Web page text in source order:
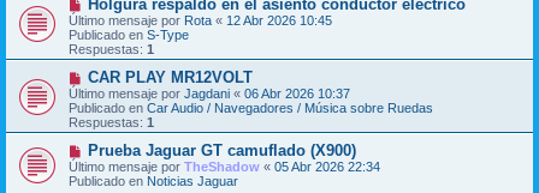
e
e
n
s
a
e
u
e
v
o
m
e
n
s
a
e
Holgura respaldo en el asiento conductor eléctrico
Último mensaje por Rota « 12 Abr 2026 10:45
Publicado en S-Type
Respuestas: 1
N
u
e
v
o
m
e
n
s
CAR PLAY MR12VOLT
Último mensaje por Jagdani « 06 Abr 2026 10:37
Publicado en Car Audio / Navegadores / Música sobre Ruedas
Respuestas: 1
N
u
e
Prueba Jaguar GT camuflado (X900)
Último mensaje por TheShadow « 05 Abr 2026 22:34
Publicado en Noticias Jaguar